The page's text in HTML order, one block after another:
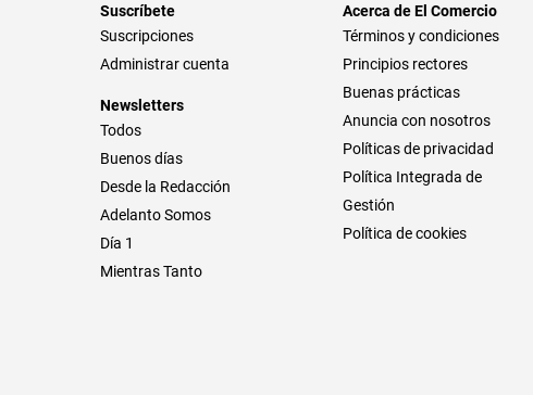
Suscríbete
Suscripciones
Administrar cuenta
Newsletters
Todos
Buenos días
Desde la Redacción
Adelanto Somos
Día 1
Mientras Tanto
Acerca de El Comercio
Términos y condiciones
Principios rectores
Buenas prácticas
Anuncia con nosotros
Políticas de privacidad
Política Integrada de
Gestión
Política de cookies